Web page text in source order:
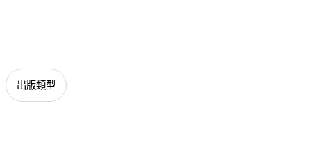
聯絡我們
出版品 Publications
出版類型